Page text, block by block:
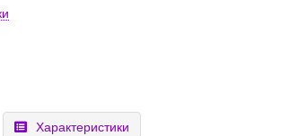
Характеристики